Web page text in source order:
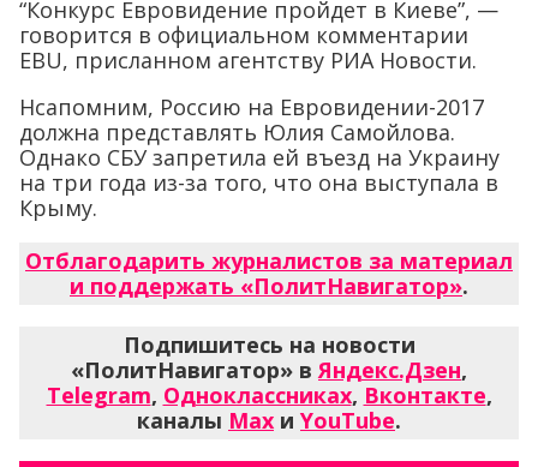
“Конкурс Eвровидение пройдет в Киеве”, —
говорится в официальном комментарии
EBU, присланном агентству РИА Новости.
Нсапомним, Россию на Евровидении-2017
должна представлять Юлия Самойлова.
Однако СБУ запретила ей въезд на Украину
на три года из-за того, что она выступала в
Крыму.
Отблагодарить журналистов за материал
и поддержать «ПолитНавигатор».
Подпишитесь на новости
«ПолитНавигатор» вЯндекс.Дзен,
Telegram, Одноклассниках, Вконтакте,
каналы Max и YouTube.